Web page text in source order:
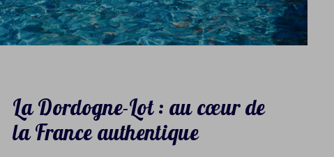
La Dordogne-Lot : au cœur de
la France authentique